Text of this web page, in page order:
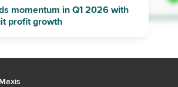
momentum in Q1 2026 with
profit growth